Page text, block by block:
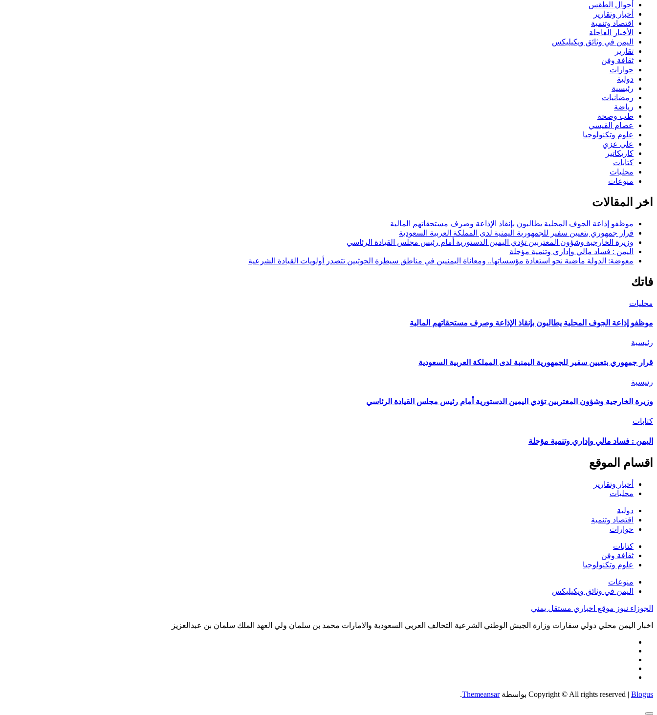
أحوال الطقس
أخبار وتقارير
اقتصاد وتنمية
الأخبار العاجلة
اليمن في وثائق ويكيليكس
تقارير
ثقافة وفن
حوارات
دولية
رئيسية
رمضانيات
رياضة
طب وصحة
عصام القيسي
علوم وتكنولوجيا
علي عزي
كاريكاتير
كتابات
محليات
منوعات
اخر المقالات
موظفو إذاعة الجوف المحلية يطالبون بإنقاذ الإذاعة وصرف مستحقاتهم المالية
قرار جمهوري بتعيين سفير للجمهورية اليمنية لدى المملكة العربية السعودية
وزيرة الخارجية وشؤون المغتربين تؤدي اليمين الدستورية أمام رئيس مجلس القيادة الرئاسي
اليمن : فساد مالي وإداري وتنمية مؤجلة
معوضة: الدولة ماضية نحو استعادة مؤسساتها.. ومعاناة اليمنيين في مناطق سيطرة الحوثيين تتصدر أولويات القيادة الشرعية
فاتك
محليات
موظفو إذاعة الجوف المحلية يطالبون بإنقاذ الإذاعة وصرف مستحقاتهم المالية
رئيسية
قرار جمهوري بتعيين سفير للجمهورية اليمنية لدى المملكة العربية السعودية
رئيسية
وزيرة الخارجية وشؤون المغتربين تؤدي اليمين الدستورية أمام رئيس مجلس القيادة الرئاسي
كتابات
اليمن : فساد مالي وإداري وتنمية مؤجلة
اقسام الموقع
أخبار وتقارير
محليات
دولية
اقتصاد وتنمية
حوارات
كتابات
ثقافة وفن
علوم وتكنولوجيا
منوعات
اليمن في وثائق ويكيليكس
الجوزاء نيوز موقع اخباري مستقل يمني
اخبار اليمن محلي دولي سفارات وزارة الجيش الوطني الشرعية التحالف العربي السعودية والامارات محمد بن سلمان ولي العهد الملك سلمان بن عبدالعزيز
Copyright © All rights reserved | Blogus بواسطةThemeansar
.